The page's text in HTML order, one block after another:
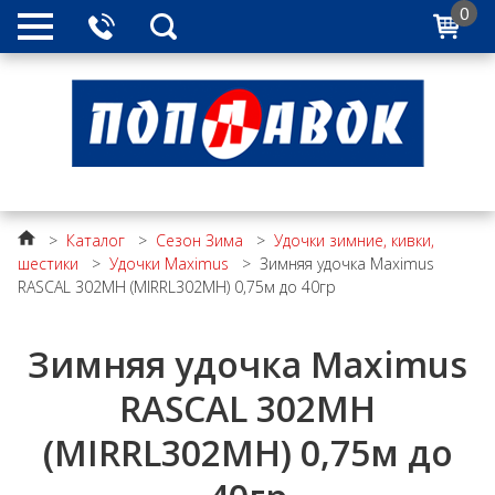
0
> Каталог > Сезон Зима > Удочки зимние, кивки,
шестики
> Удочки Maximus > Зимняя удочка Maximus
RASCAL 302MH (MIRRL302MH) 0,75м до 40гр
Зимняя удочка Maximus
RASCAL 302MH
(MIRRL302MH) 0,75м до